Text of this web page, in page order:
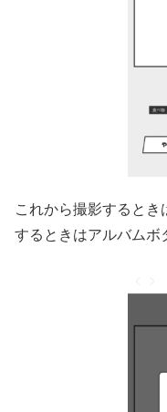
これから撮影すると
するときはアルバムボ